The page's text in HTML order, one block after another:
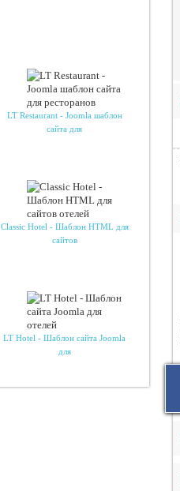
LT Restaurant - Joomla шаблон
сайта для
Classic Hotel - Шаблон HTML для
сайтов
LT Hotel - Шаблон сайта Joomla
для